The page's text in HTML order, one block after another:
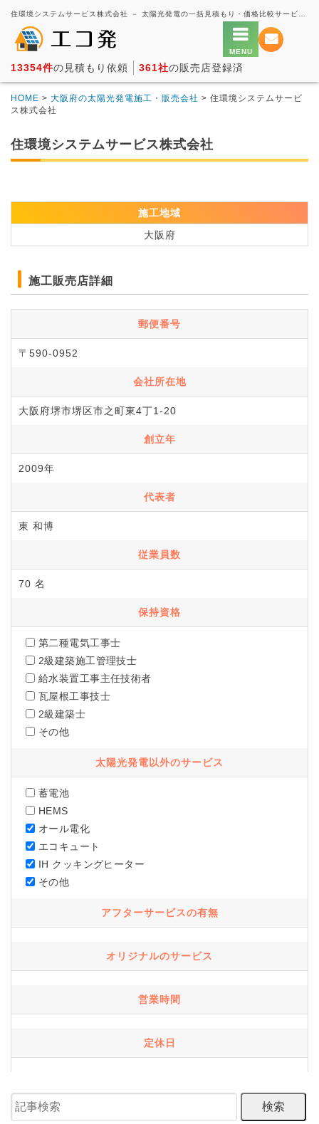
13354件の見積もり依頼 361社の販売店登録済
HOME > 大阪府の太陽光発電施工・販売会社 > 住環境システムサービ
ス株式会社
住環境システムサービス株式会社
施工地域
大阪府
施工販売店詳細
郵便番号
〒590-0952
会社所在地
大阪府堺市堺区市之町東4丁1-20
創立年
2009年
代表者
東 和博
従業員数
70 名
保持資格
第二種電気工事士
2級建築施工管理技士
給水装置工事主任技術者
瓦屋根工事技士
2級建築士
その他
太陽光発電以外のサービス
蓄電池
HEMS
オール電化
エコキュート
IH クッキングヒーター
その他
アフターサービスの有無
オリジナルのサービス
営業時間
定休日